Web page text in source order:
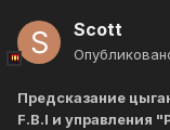
Scott
Предсказание
F.B.I и управления